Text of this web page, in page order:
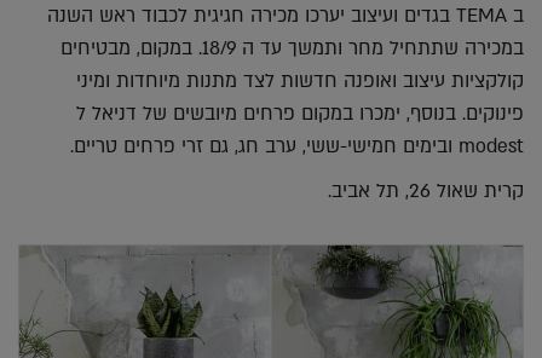
ב TEMA בגדים ועיצוב יערכו מכירה חגיגית לכבוד ראש השנה
במכירה שתתחיל מחר ותמשך עד ה 18/9. במקום, מבטיחים
קולקציות עיצוב ואופנה חדשות לצד מתנות מיוחדות ומיני
פינוקים. בנוסף, ימכרו במקום פרחים מיובשים של דניאל ל
modest ובימים חמישי-ששי, ערב חג, גם זרי פרחים טריים.
קרית שאול 26, תל אביב.